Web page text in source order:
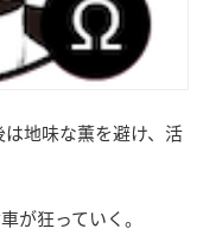
地味な薫を避け、活
が狂っていく。